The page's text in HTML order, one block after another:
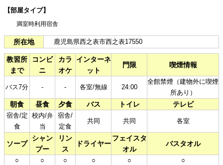
【部屋タイプ】
満室時利用宿舎
所在地 鹿児島県西之表市西之表17550
教習所
まで
コンビ
ニ
カラ
オケ
インターネ
ット
門限 喫煙情報
バス7分 - - 各室/無線 24:00
全館禁煙（建物外に喫煙
所あり）
朝食 昼食 夕食 バス トイレ テレビ
宿舎/定
食
校内/弁
当
宿舎/
定食
共同 共同 各室
ソープ
シャン
プー
リン
ス
ドライヤー
フェイスタ
オル
バスタオル
○ ○ ○ ○ ○ ○